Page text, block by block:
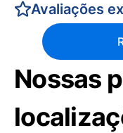
Avaliações
Nossas